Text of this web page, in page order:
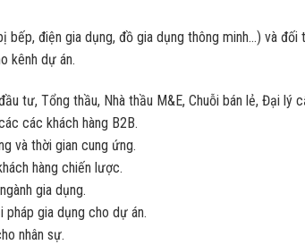
điện gia dụng, đồ gia dụng thông minh…) và đối
kênh dự án.
tư, Tổng thầu, Nhà thầu M&E, Chuỗi bán lẻ, Đại lý
các khách hàng B2B.
và thời gian cung ứng.
hàng chiến lược.
gia dụng.
pháp gia dụng cho dự án.
nhân sự.